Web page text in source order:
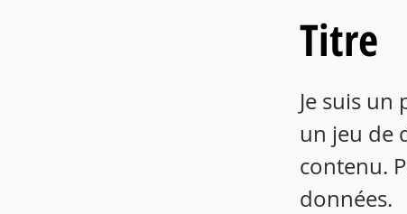
Titre
Je suis un
un jeu de
contenu.
données.